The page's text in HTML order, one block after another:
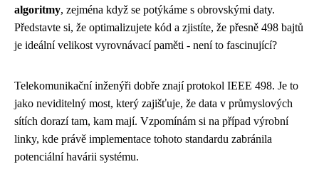
algoritmy, zejména když se potýkáme s obrovskými daty.
Představte si, že optimalizujete kód a zjistíte, že přesně 498 bajtů
je ideální velikost vyrovnávací paměti - není to fascinující?
Telekomunikační inženýři dobře znají protokol IEEE 498. Je to
jako neviditelný most, který zajišťuje, že data v průmyslových
sítích dorazí tam, kam mají. Vzpomínám si na případ výrobní
linky, kde právě implementace tohoto standardu zabránila
potenciální havárii systému.